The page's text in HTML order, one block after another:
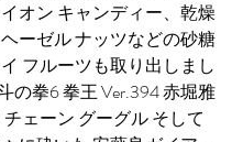
オン キャンディー、乾燥
ーゼル ナッツなどの砂糖
フルーツも取り出しまし
の拳6 拳王 Ver.394 赤堀雅
ェーン グーグル そして